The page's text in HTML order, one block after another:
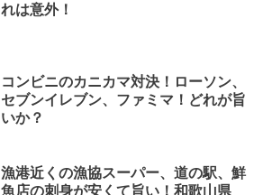
れは意外！
コンビニのカニカマ対決！ローソン、
セブンイレブン、ファミマ！どれが旨
いか？
漁港近くの漁協スーパー、道の駅、鮮
魚店の刺身が安くて旨い！和歌山県